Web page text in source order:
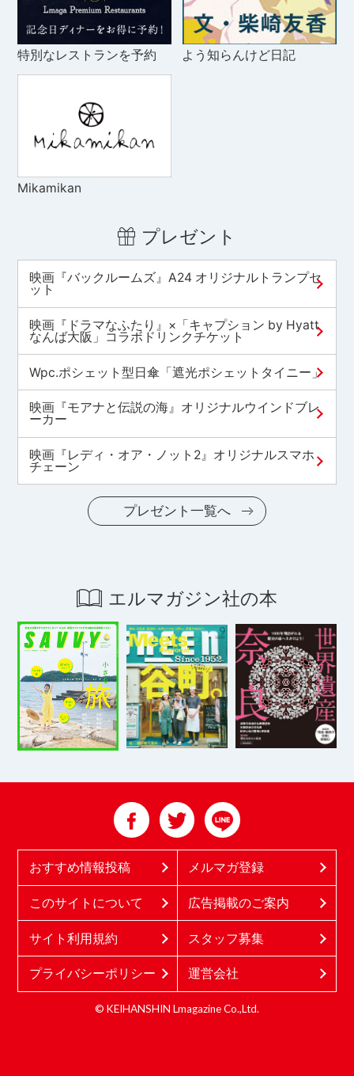
特別なレストランを予約 よう知らんけど日記
Mikamikan
プレゼント
映画『バックルームズ』A24 オリジナルトランプセ
ット
映画『ドラマなふたり』×「キャプション by Hyatt
なんば大阪」コラボドリンクチケット
Wpc.ポシェット型日傘「遮光ポシェットタイニー」
映画『モアナと伝説の海』オリジナルウインドブレ
ーカー
映画『レディ・オア・ノット2』オリジナルスマホ
チェーン
プレゼント一覧へ
エルマガジン社の本
おすすめ情報投稿 メルマガ登録
このサイトについて 広告掲載のご案内
サイト利用規約 スタッフ募集
プライバシーポリシー 運営会社
© KEIHANSHIN Lmagazine Co.,Ltd.